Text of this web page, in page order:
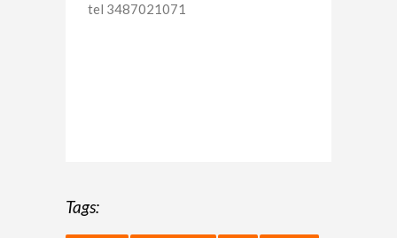
tel 3487021071
Tags: